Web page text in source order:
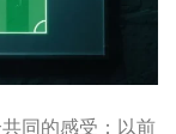
同的感受：以前